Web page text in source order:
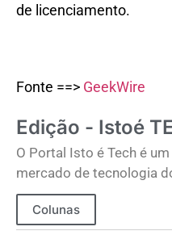
de licenciamento.
Fonte ==> GeekWire
Edição - Istoé
O Portal Isto é Tech é
mercado de tecnologia
Colunas